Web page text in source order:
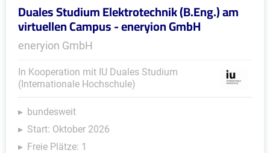
Duales Studium Elektrotechnik (B.Eng.) am
virtuellen Campus - eneryion GmbH
eneryion GmbH
In Kooperation mit IU Duales Studium
(Internationale Hochschule)
bundesweit
Start: Oktober 2026
Freie Plätze: 1